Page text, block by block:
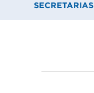
SECRETARIAS